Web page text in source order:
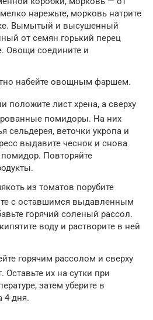
нарежьте, морковь натрите
Вымытый и высушенный
от семян горький перец
Овощи соедините и
набейте овощным фаршем.
положите лист хрена, а сверху
помидоры. На них
сельдерея, веточки укропа и
выдавите чеснок и снова
Повторяйте
из томатов порубите
с оставшимся выдавленным
горячий соленый рассол.
воду и растворите в ней
горячим рассолом и сверху
Оставьте их на сутки при
затем уберите в
4 дня.